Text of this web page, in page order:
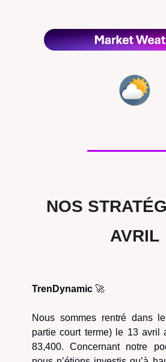
NOS
AVRIL
TrenDynamic 🚀
Nous sommes rentré dans
partie court terme) le 13 avril
83,400. Concernant notre